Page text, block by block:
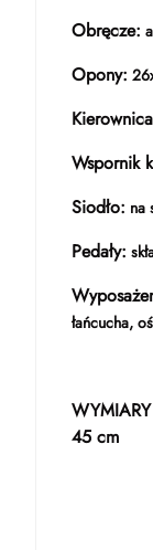
Obręcze:
Opony:
Wspornik
Siodło: na
Pedały:
łańcucha,
45 cm